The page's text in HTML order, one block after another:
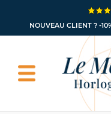
NOUVEAU CLIENT ? -